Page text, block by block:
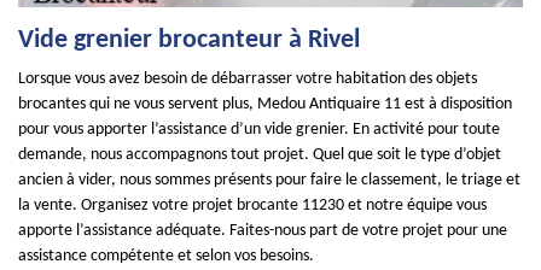
Vide grenier brocanteur à Rivel
Lorsque vous avez besoin de débarrasser votre habitation des objets
brocantes qui ne vous servent plus, Medou Antiquaire 11 est à disposition
pour vous apporter l’assistance d’un vide grenier. En activité pour toute
demande, nous accompagnons tout projet. Quel que soit le type d’objet
ancien à vider, nous sommes présents pour faire le classement, le triage et
la vente. Organisez votre projet brocante 11230 et notre équipe vous
apporte l’assistance adéquate. Faites-nous part de votre projet pour une
assistance compétente et selon vos besoins.